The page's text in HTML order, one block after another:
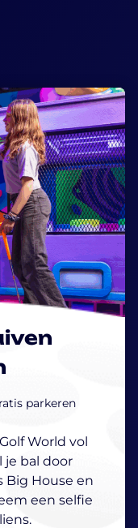
parkeren
World vol
je bal door
Big House en
een selfie